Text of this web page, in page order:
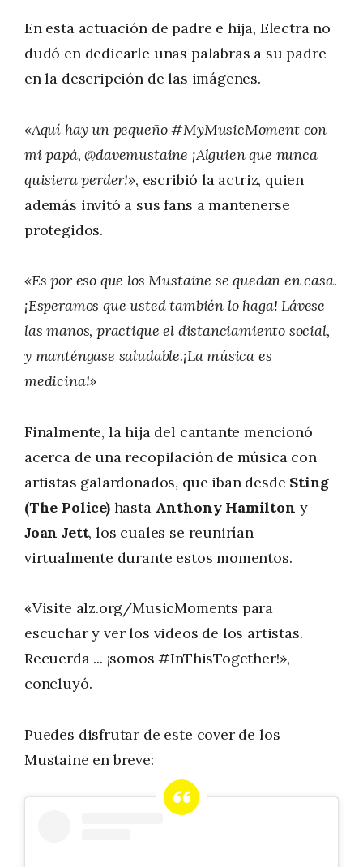
En esta actuación de padre e hija, Electra no
dudó en dedicarle unas palabras a su padre
en la descripción de las imágenes.
«Aquí hay un pequeño #MyMusicMoment con
mi papá, @davemustaine ¡Alguien que nunca
quisiera perder!», escribió la actriz, quien
además invitó a sus fans a mantenerse
protegidos.
«Es por eso que los Mustaine se quedan en casa.
¡Esperamos que usted también lo haga! Lávese
las manos, practique el distanciamiento social,
y manténgase saludable.¡La música es
medicina!»
Finalmente, la hija del cantante mencionó
acerca de una recopilación de música con
artistas galardonados, que iban desde Sting
(The Police)hasta Anthony Hamilton y
Joan Jett, los cuales se reunirían
virtualmente durante estos momentos.
«Visite alz.org/MusicMoments para
escuchar y ver los videos de los artistas.
Recuerda ... ¡somos #InThisTogether!»,
concluyó.
Puedes disfrutar de este cover de los
Mustaine en breve: